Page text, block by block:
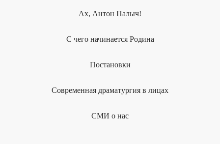
Ах, Антон Палыч!
С чего начинается Родина
Постановки
Современная драматургия в лицах
СМИ о нас